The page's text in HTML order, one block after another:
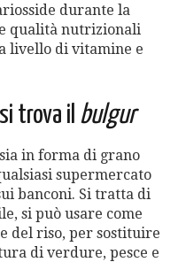
durante la
qualità nutrizionali
livello di vitamine e
trova il bulgur
in forma di grano
supermercato
banconi. Si tratta di
si può usare come
del riso, per sostituire
di verdure, pesce e